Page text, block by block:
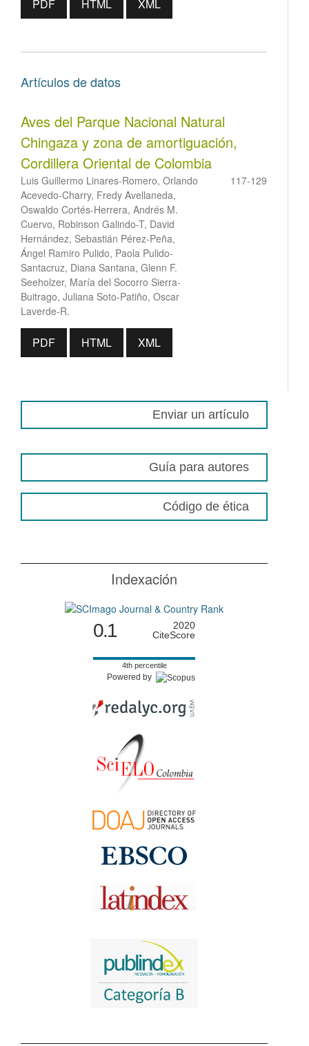
PDF HTML XML
Artículos de datos
Aves del Parque Nacional Natural
Chingaza y zona de amortiguación,
Cordillera Oriental de Colombia
Luis Guillermo Linares-Romero, Orlando
Acevedo-Charry, Fredy Avellaneda,
Oswaldo Cortés-Herrera, Andrés M.
Cuervo, Robinson Galindo-T, David
Hernández, Sebastián Pérez-Peña,
Ángel Ramiro Pulido, Paola Pulido-
Santacruz, Diana Santana, Glenn F.
Seeholzer, María del Socorro Sierra-
Buitrago, Juliana Soto-Patiño, Oscar
Laverde-R.
117-129
PDF HTML XML
Enviar un artículo
Guía para autores
Código de ética
Indexación
0.1
2020
CiteScore
4th percentile
Powered by